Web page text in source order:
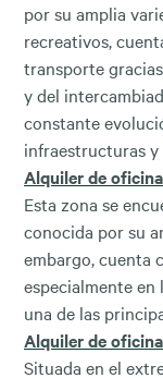
por su amplia
recreativos,
transporte
y del
constante
infraestructuras
Alquiler de
Esta zona se
conocida por su
embargo, cuenta
especialmente
una de las
Alquiler de
Situada en el